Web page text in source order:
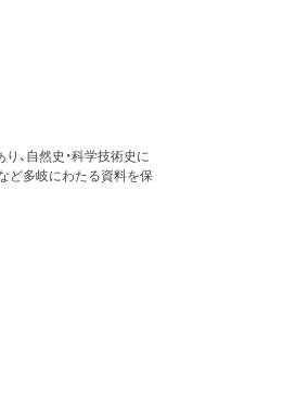
、自然史・科学技術史に
ど多岐にわたる資料を保